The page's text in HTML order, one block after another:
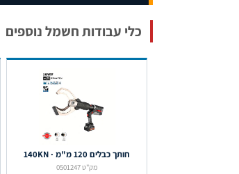
כלי עבודות חשמל נוספים
חותך כבלים 120 מ"מ · 140KN
מק"ט 0501247